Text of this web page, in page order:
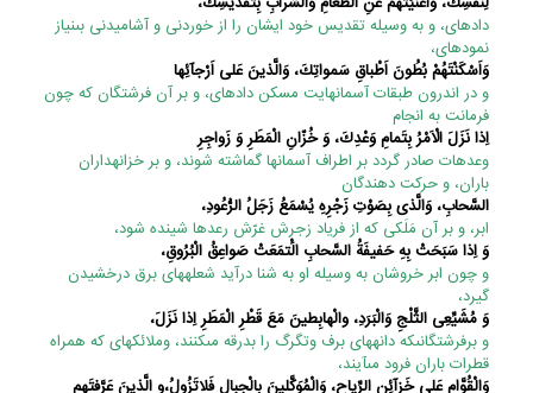
داده‏اى، و به وسیله تقدیس خود ایشان را از خوردنى و آشامیدنى بى‏نیاز
نموده‏اى،
وَاَسْكَنْتَهُمْ بُطُونَ اَطْباقِ سَمواتِكَ، وَالَّذينَ عَلى‏ اَرْجآئِها
و در اندرون طبقات آسمانهایت مسکن داده‏اى، و بر آن فرشتگان که چون
فرمانت به انجام
اِذا نَزَلَ الْاَمْرُ بِتَمامِ وَعْدِكَ، وَ خُزّانِ الْمَطَرِ وَ زَواجِرِ
وعده‏ات صادر گردد بر اطراف آسمانها گماشته شوند، و بر خزانه‏داران
باران، و حرکت دهندگان
السَّحابِ، وَالَّذى بِصَوْتِ زَجْرِهِ يُسْمَعُ زَجَلُ الرُّعُودِ،
ابر، و بر آن مَلَکى که از فریاد زجرش غرّش رعدها شینده شود،
وَ اِذا سَبَحَتْ بِهِ حَفيفَةُ السَّحابِ الَْتمَعَتْ صَواعِقُ الْبُرُوقِ،
و چون ابر خروشان به وسیله او به شنا درآید شعله‏هاى برق درخشیدن
گیرد،
وَ مُشَيِّعِى الثَّلْجِ وَالْبَرَدِ، والْهابِطينَ مَعَ قَطْرِ الْمَطَرِ اِذا نَزَلَ،
و برفرشتگانى‏که دانه‏هاى برف وتگرگ را بدرقه مى‏کنند، وملائکه‏اى که همراه
قطرات باران فرود مى‏آیند،
وَالْقُوَّامِ عَلى‏ خَزآئِنِ الرِّياحِ، وَالْمُوَكَّلينَ بِالْجِبالِ فَلاتَزُولُ،و الَّذينَ عَرَّفتَهم